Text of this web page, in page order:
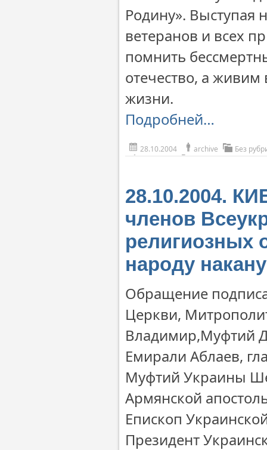
Родину». Выступая
ветеранов и всех
помнить
отечество, а живим
жизни.
Подробней…
28.10.2004 archive Без
28.10.2004.
членов
религиозных
народу
Обращение
Церкви,
Владимир,Муфтий
Емирали Аблаев,
Муфтий Украины
Армянской
Епископ
Президент